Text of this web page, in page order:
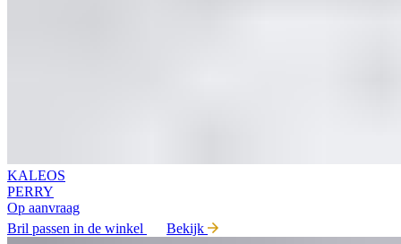
KALEOS
PERRY
Op aanvraag
Bril passen in de winkel
Bekijk